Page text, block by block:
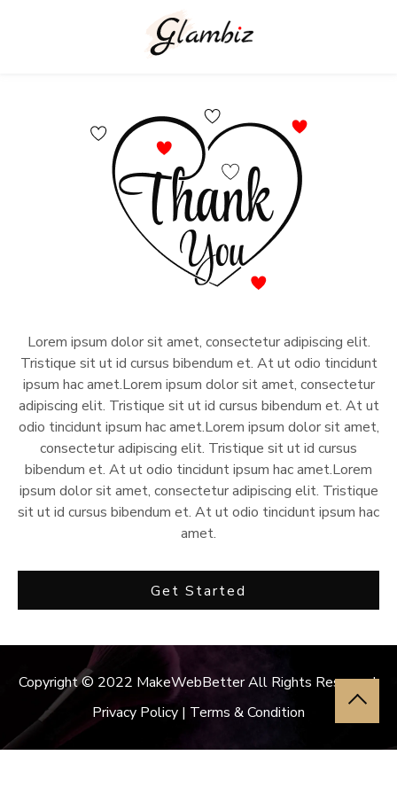
Lorem ipsum dolor sit amet, consectetur adipiscing elit.
Tristique sit ut id cursus bibendum et. At ut odio tincidunt
ipsum hac amet.Lorem ipsum dolor sit amet, consectetur
adipiscing elit. Tristique sit ut id cursus bibendum et. At ut
odio tincidunt ipsum hac amet.Lorem ipsum dolor sit amet,
consectetur adipiscing elit. Tristique sit ut id cursus
bibendum et. At ut odio tincidunt ipsum hac amet.Lorem
ipsum dolor sit amet, consectetur adipiscing elit. Tristique
sit ut id cursus bibendum et. At ut odio tincidunt ipsum hac
amet.
Get Started
Copyright © 2022 MakeWebBetter All Rights Reserved.
Privacy Policy | Terms & Condition